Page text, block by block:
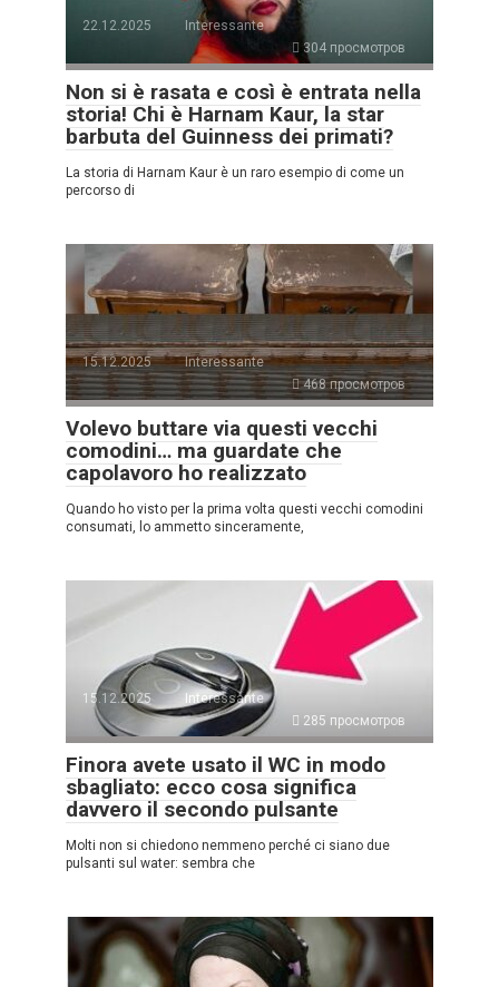
22.12.2025
Interessante
304 просмотров
Non si è rasata e così è entrata nella
storia! Chi è Harnam Kaur, la star
barbuta del Guinness dei primati?
La storia di Harnam Kaur è un raro esempio di come un
percorso di
15.12.2025
Interessante
468 просмотров
Volevo buttare via questi vecchi
comodini… ma guardate che
capolavoro ho realizzato
Quando ho visto per la prima volta questi vecchi comodini
consumati, lo ammetto sinceramente,
15.12.2025
Interessante
285 просмотров
Finora avete usato il WC in modo
sbagliato: ecco cosa significa
davvero il secondo pulsante
Molti non si chiedono nemmeno perché ci siano due
pulsanti sul water: sembra che